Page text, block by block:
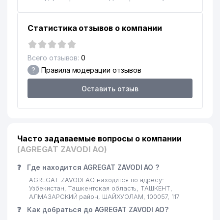
18
19 ДЕТСКИЙ САД № 16
20 SMART HAPPY HOUSE ЧП
21
ООО
24 VENUS PLAST BIZNES ООО
25
KOMPRESSOR SAVDO-
TA'MINOT ООО
26 ИБАДОВ М.А. ИндП 217 м
GRAND MAX BUSINESS ООО
Статистика отзывов о компании
Всего отзывов: 0
? Правила модерации отзывов
Оставить отзыв
Часто задаваемые вопросы о компании
(AGREGAT ZAVODI АО)
❓ Где находится AGREGAT ZAVODI АО ?
AGREGAT ZAVODI АО находится по адресу:
Узбекистан, Ташкентская область, ТАШКЕНТ,
АЛМАЗАРСКИЙ район, ШАЙХУОЛАМ, 100057, 117
❓ Как добраться до AGREGAT ZAVODI АО?